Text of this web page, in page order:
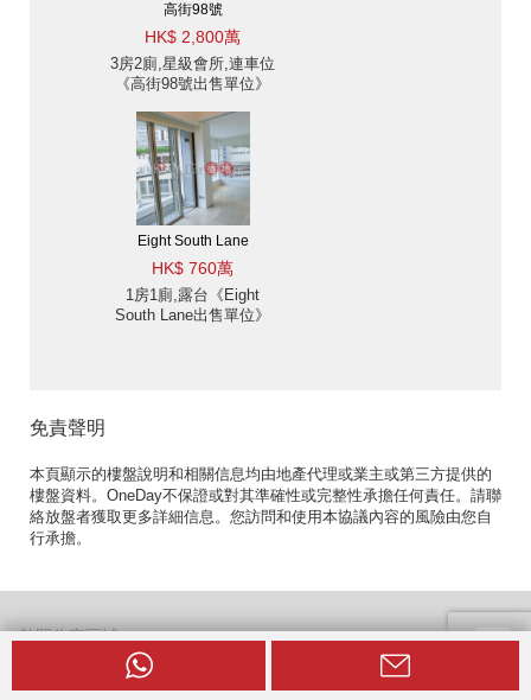
高街98號
HK$ 2,800萬
3房2廁,星級會所,連車位
《高街98號出售單位》
Eight South Lane
HK$ 760萬
1房1廁,露台《Eight
South Lane出售單位》
免責聲明
本頁顯示的樓盤說明和相關信息均由地產代理或業主或第三方提供的
樓盤資料。OneDay不保證或對其準確性或完整性承擔任何責任。請聯
絡放盤者獲取更多詳細信息。您訪問和使用本協議內容的風險由您自
行承擔。
熱門住宅區域